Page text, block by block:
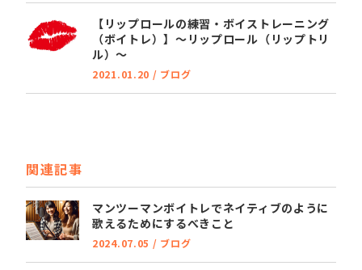
【リップロールの練習・ボイストレーニング
（ボイトレ）】～リップロール（リップトリ
ル）～
2021.01.20 / ブログ
関連記事
マンツーマンボイトレでネイティブのように
歌えるためにするべきこと
2024.07.05 / ブログ